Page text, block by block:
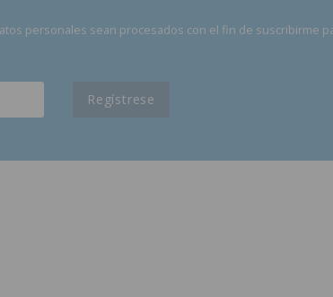
personales sean procesados con el fin de suscribirme
Regístrese